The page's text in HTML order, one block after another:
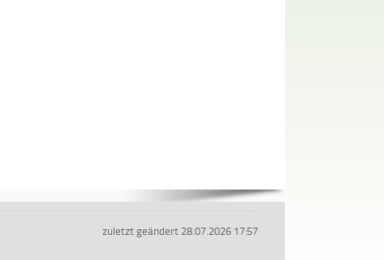
zuletzt geändert 28.07.2026 17:57